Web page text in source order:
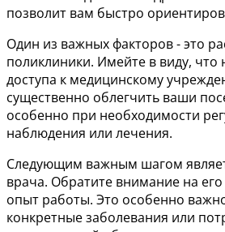
позволит вам быстро
Один из важных факторов - это
поликлиники. Имейте в виду, что
доступа к медицинскому
существенно облегчить ваши
особенно при необходимости
наблюдения или лечения.
Следующим важным шагом
врача. Обратите внимание на
опыт работы. Это особенно
конкретные заболевания или